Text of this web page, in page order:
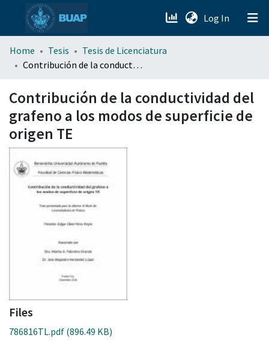
Log In (current)
menu.section.about_menu
Home Tesis
Tesis de Licenciatura
Contribución de la conductividad del grafeno a los modos de superficie de origen TE
Contribución de la conductividad del
grafeno a los modos de superficie de
origen TE
Files
786816TL.pdf (896.49 KB)